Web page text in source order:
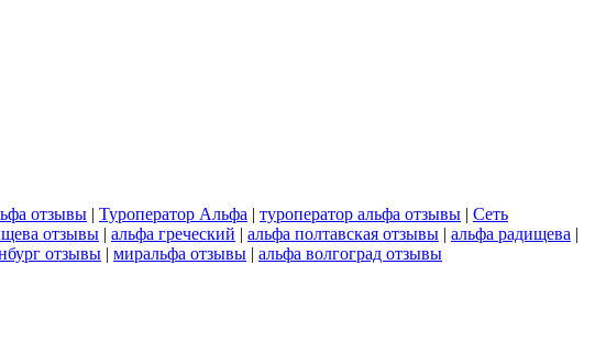
отзывы | Туроператор Альфа | туроператор альфа отзывы | Сеть
отзывы | альфа греческий | альфа полтавская отзывы | альфа радищева |
отзывы | миральфа отзывы | альфа волгоград отзывы